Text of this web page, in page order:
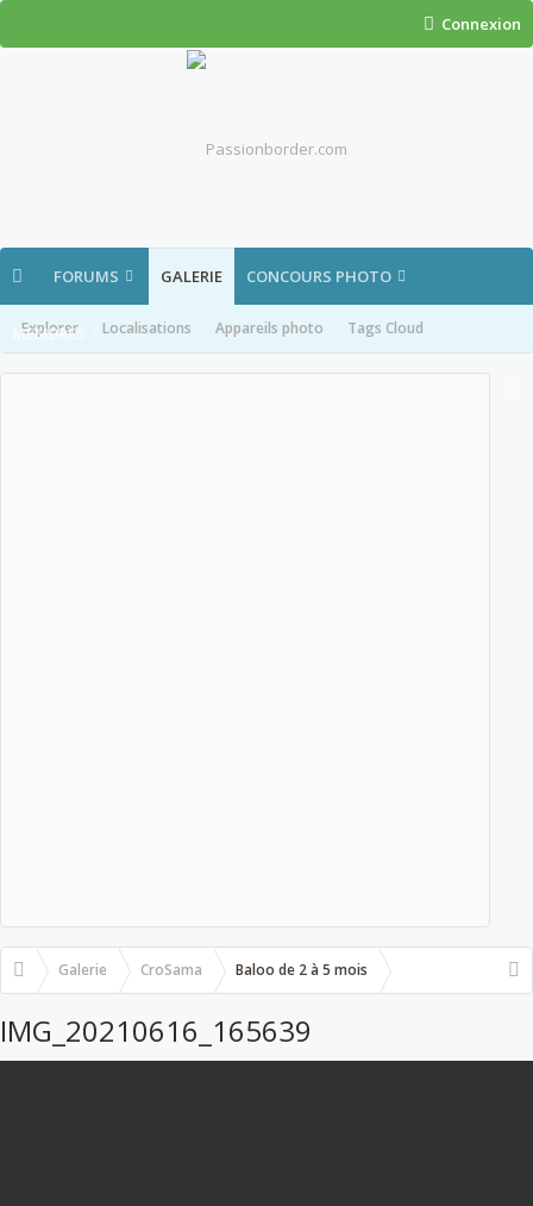
Connexion
FORUMS GALERIE
Explorer Localisations Appareils photo Tags Cloud
CONCOURS PHOTO
MEMBRES
Galerie CroSama Baloo de 2 à 5 mois
IMG_20210616_165639